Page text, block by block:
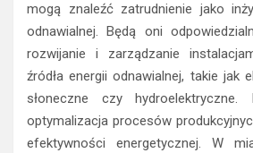
mogą znaleźć zatrudnienie jako
odnawialnej. Będą oni
rozwijanie i zarządzanie
źródła energii odnawialnej, takie jak
słoneczne czy
optymalizacja procesów
efektywności energetycznej. W